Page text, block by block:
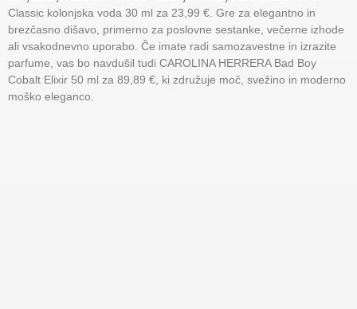
Classic kolonjska voda 30 ml za 23,99 €. Gre za elegantno in
brezčasno dišavo, primerno za poslovne sestanke, večerne izhode
ali vsakodnevno uporabo. Če imate radi samozavestne in izrazite
parfume, vas bo navdušil tudi CAROLINA HERRERA Bad Boy
Cobalt Elixir 50 ml za 89,89 €, ki združuje moč, svežino in moderno
moško eleganco.